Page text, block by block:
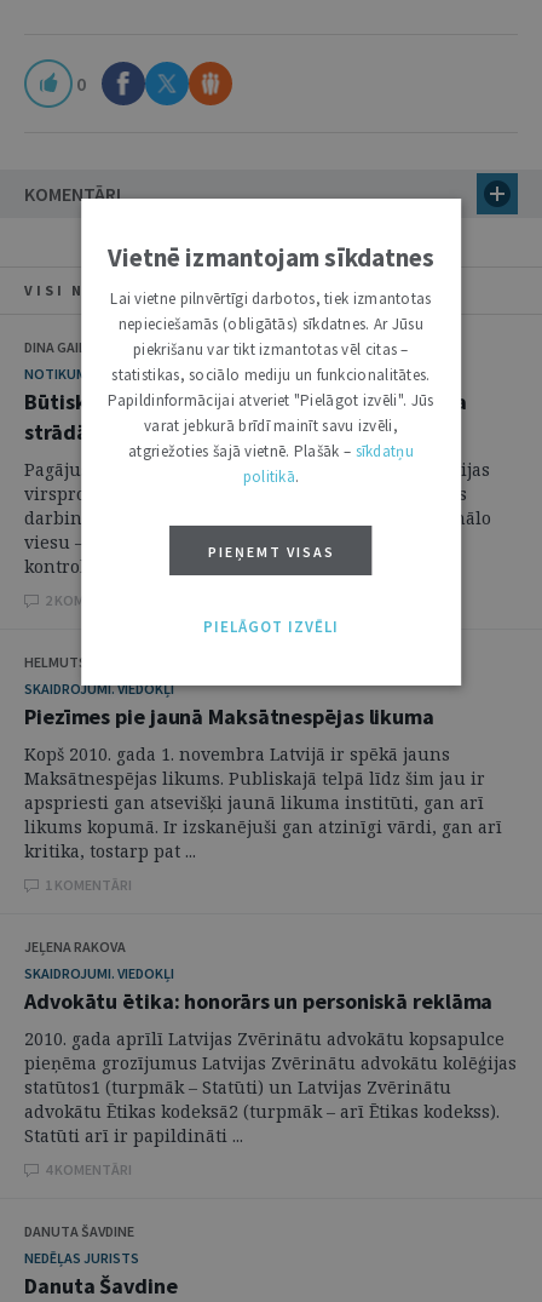
0
KOMENTĀRI
VISI NUMURA RAKSTI
DINA GAILĪTE
NOTIKUMS
Būtiski sarūk noziedzība, prokuratūra turpina
strādāt
Pagājušajā nedēļā, 16. februārī, notika ikgadējā Latvijas
virsprokuroru sanāksme, pulcējot gan prokuratūras
darbiniekus, gan lielu skaitu šā pasākuma tradicionālo
viesu – Saeimas, Augstākās tiesas, valdības, Valsts
kontroles, Valsts policijas, KNAB ...
2 KOMENTĀRI
HELMUTS JAUJA
SKAIDROJUMI. VIEDOKĻI
Piezīmes pie jaunā Maksātnespējas likuma
Kopš 2010. gada 1. novembra Latvijā ir spēkā jauns
Maksātnespējas likums. Publiskajā telpā līdz šim jau ir
apspriesti gan atsevišķi jaunā likuma institūti, gan arī
likums kopumā. Ir izskanējuši gan atzinīgi vārdi, gan arī
kritika, tostarp pat ...
1 KOMENTĀRI
JEĻENA RAKOVA
SKAIDROJUMI. VIEDOKĻI
Advokātu ētika: honorārs un personiskā reklāma
2010. gada aprīlī Latvijas Zvērinātu advokātu kopsapulce
pieņēma grozījumus Latvijas Zvērinātu advokātu kolēģijas
statūtos1 (turpmāk – Statūti) un Latvijas Zvērinātu
advokātu Ētikas kodeksā2 (turpmāk – arī Ētikas kodekss).
Statūti arī ir papildināti ...
4 KOMENTĀRI
DANUTA ŠAVDINE
NEDĒĻAS JURISTS
Danuta Šavdine
Vietnē izmantojam sīkdatnes
Lai vietne pilnvērtīgi darbotos, tiek izmantotas
nepieciešamās (obligātās) sīkdatnes. Ar Jūsu
piekrišanu var tikt izmantotas vēl citas –
statistikas, sociālo mediju un funkcionalitātes.
Papildinformācijai atveriet "Pielāgot izvēli". Jūs
varat jebkurā brīdī mainīt savu izvēli,
atgriežoties šajā vietnē. Plašāk – sīkdatņu
politikā.
PIEŅEMT VISAS
PIELĀGOT IZVĒLI